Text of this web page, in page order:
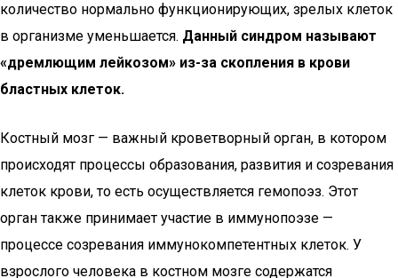
количество нормально функционирующих, зрелых клеток
в организме уменьшается. Данный синдром называют
«дремлющим лейкозом» из-за скопления в крови
бластных клеток.
Костный мозг — важный кроветворный орган, в котором
происходят процессы образования, развития и созревания
клеток крови, то есть осуществляется гемопоэз. Этот
орган также принимает участие в иммунопоэзе —
процессе созревания иммунокомпетентных клеток. У
взрослого человека в костном мозге содержатся